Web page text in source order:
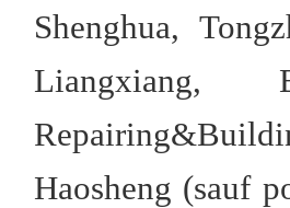
Shenghua,
Liangxiang,
Haosheng (sauf